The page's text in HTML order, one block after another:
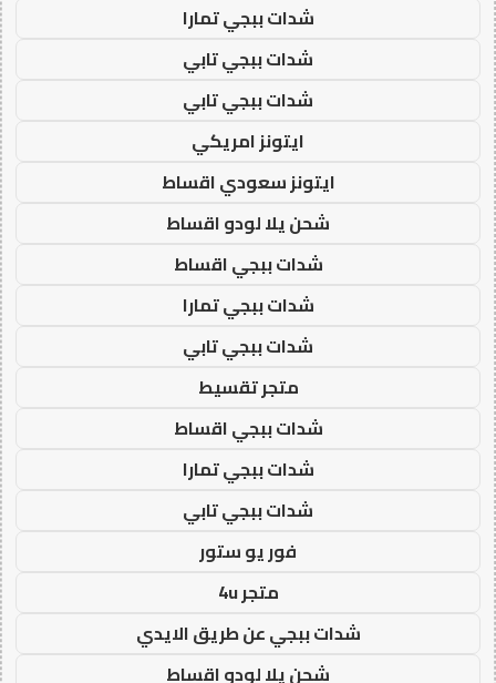
شدات ببجي تمارا
شدات ببجي تابي
شدات ببجي تابي
ايتونز امريكي
ايتونز سعودي اقساط
شحن يلا لودو اقساط
شدات ببجي اقساط
شدات ببجي تمارا
شدات ببجي تابي
متجر تقسيط
شدات ببجي اقساط
شدات ببجي تمارا
شدات ببجي تابي
فور يو ستور
متجر 4u
شدات ببجي عن طريق الايدي
شحن يلا لودو اقساط